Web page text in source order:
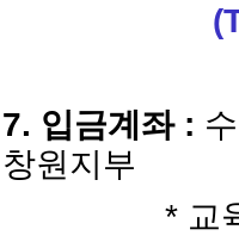
7. 입금계좌:
창원지부
* 교